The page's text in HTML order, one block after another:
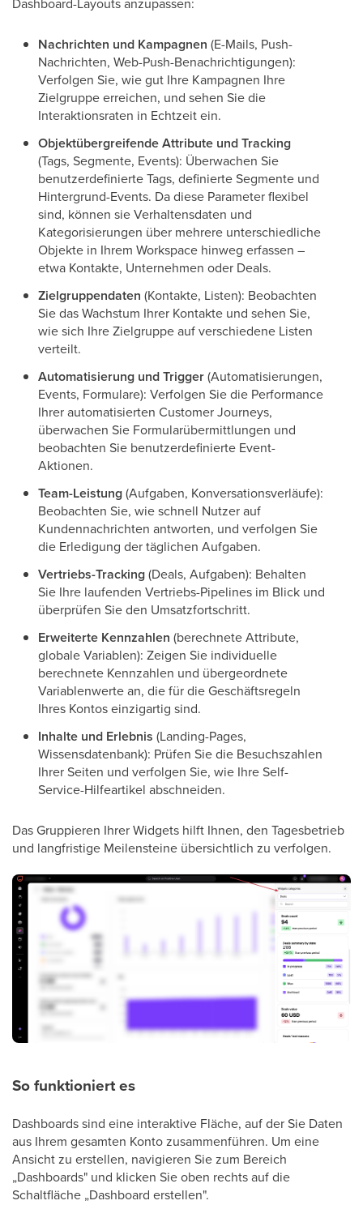
Nachrichten und Kampagnen (E-Mails, Push-
Nachrichten, Web-Push-Benachrichtigungen):
Verfolgen Sie, wie gut Ihre Kampagnen Ihre
Zielgruppe erreichen, und sehen Sie die
Interaktionsraten in Echtzeit ein.
Objektübergreifende Attribute und Tracking
(Tags, Segmente, Events): Überwachen Sie
benutzerdefinierte Tags, definierte Segmente und
Hintergrund-Events. Da diese Parameter flexibel
sind, können sie Verhaltensdaten und
Kategorisierungen über mehrere unterschiedliche
Objekte in Ihrem Workspace hinweg erfassen –
etwa Kontakte, Unternehmen oder Deals.
Zielgruppendaten (Kontakte, Listen): Beobachten
Sie das Wachstum Ihrer Kontakte und sehen Sie,
wie sich Ihre Zielgruppe auf verschiedene Listen
verteilt.
Automatisierung und Trigger(Automatisierungen,
Events, Formulare): Verfolgen Sie die Performance
Ihrer automatisierten Customer Journeys,
überwachen Sie Formularübermittlungen und
beobachten Sie benutzerdefinierte Event-
Aktionen.
Team-Leistung(Aufgaben, Konversationsverläufe):
Beobachten Sie, wie schnell Nutzer auf
Kundennachrichten antworten, und verfolgen Sie
die Erledigung der täglichen Aufgaben.
Vertriebs-Tracking(Deals, Aufgaben): Behalten
Sie Ihre laufenden Vertriebs-Pipelines im Blick und
überprüfen Sie den Umsatzfortschritt.
Erweiterte Kennzahlen (berechnete Attribute,
globale Variablen): Zeigen Sie individuelle
berechnete Kennzahlen und übergeordnete
Variablenwerte an, die für die Geschäftsregeln
Ihres Kontos einzigartig sind.
Inhalte und Erlebnis (Landing-Pages,
Wissensdatenbank): Prüfen Sie die Besuchszahlen
Ihrer Seiten und verfolgen Sie, wie Ihre Self-
Service-Hilfeartikel abschneiden.
Das Gruppieren Ihrer Widgets hilft Ihnen, den Tagesbetrieb
und langfristige Meilensteine übersichtlich zu verfolgen.
So funktioniert es
Dashboards sind eine interaktive Fläche, auf der Sie Daten
aus Ihrem gesamten Konto zusammenführen. Um eine
Ansicht zu erstellen, navigieren Sie zum Bereich
„Dashboards" und klicken Sie oben rechts auf die
Schaltfläche „Dashboard erstellen".